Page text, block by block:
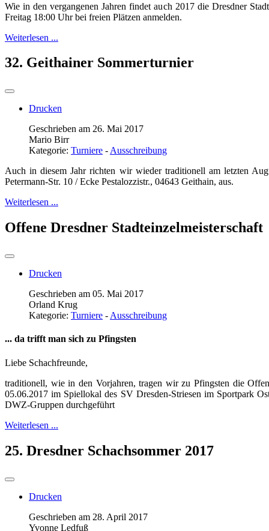
Wie in den vergangenen Jahren findet auch 2017 die Dresdner
Freitag 18:00 Uhr bei freien Plätzen anmelden.
Weiterlesen ...
32. Geithainer Sommerturnier
Drucken
Geschrieben am 26. Mai 2017
Mario Birr
Kategorie: Turniere - Ausschreibung
Auch in diesem Jahr richten wir wieder traditionell am letzten
Petermann-Str. 10 / Ecke Pestalozzistr., 04643 Geithain, aus.
Weiterlesen ...
Offene Dresdner Stadteinzelmeisterschaft
Drucken
Geschrieben am 05. Mai 2017
Orland Krug
Kategorie: Turniere - Ausschreibung
... da trifft man sich zu Pfingsten
Liebe Schachfreunde,
traditionell, wie in den Vorjahren, tragen wir zu Pfingsten die
05.06.2017 im Spiellokal des SV Dresden-Striesen im Sportpark
DWZ-Gruppen durchgeführt
Weiterlesen ...
25. Dresdner Schachsommer 2017
Drucken
Geschrieben am 28. April 2017
Yvonne Ledfuß